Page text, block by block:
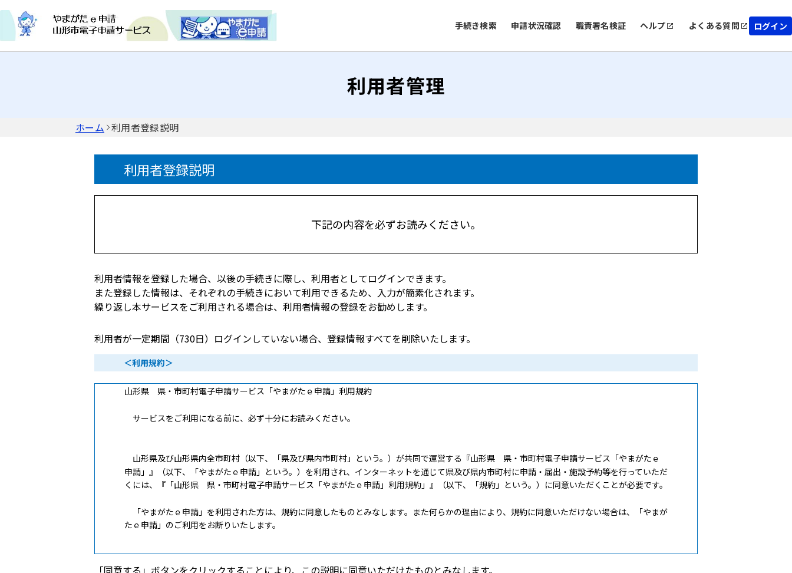
手続き検索 申請状況確認 職責署名検証 ヘルプ よくある質問 ログイン
利用者管理
ホーム 利用者登録説明
利用者登録説明
下記の内容を必ずお読みください。
利用者情報を登録した場合、以後の手続きに際し、利用者としてログインできます。
また登録した情報は、それぞれの手続きにおいて利用できるため、入力が簡素化されます。
繰り返し本サービスをご利用される場合は、利用者情報の登録をお勧めします。
利用者が一定期間（730日）ログインしていない場合、登録情報すべてを削除いたします。
＜利用規約＞
山形県 県・市町村電子申請サービス「やまがたｅ申請」利用規約
サービスをご利用になる前に、必ず十分にお読みください。
山形県及び山形県内全市町村（以下、「県及び県内市町村」という。）が共同で運営する『山形県 県・市町村電子申請サービス「やまがたｅ
申請」』（以下、「やまがたｅ申請」という。）を利用され、インターネットを通じて県及び県内市町村に申請・届出・施設予約等を行っていただ
くには、『「山形県 県・市町村電子申請サービス「やまがたｅ申請」利用規約」』（以下、「規約」という。）に同意いただくことが必要です。
「やまがたｅ申請」を利用された方は、規約に同意したものとみなします。また何らかの理由により、規約に同意いただけない場合は、「やまが
たｅ申請」のご利用をお断りいたします。
１ 目的